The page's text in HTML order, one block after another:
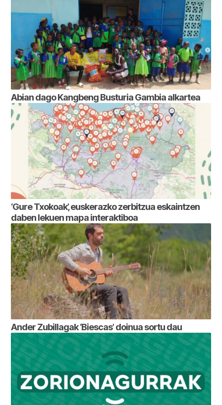
Abian dago Kangbeng Busturia Gambia alkartea
‘Gure Txokoak’, euskerazko zerbitzua eskaintzen
daben lekuen mapa interaktiboa
Ander Zubillagak ‘Biescas’ doinua sortu dau